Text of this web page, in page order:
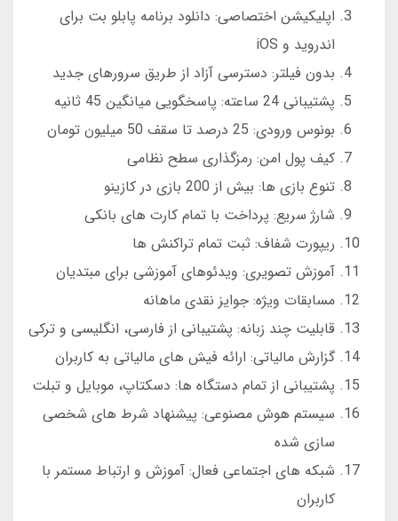
اپلیکیشن اختصاصی: دانلود برنامه پابلو بت برای
اندروید و iOS
بدون فیلتر: دسترسی آزاد از طریق سرورهای جدید
پشتیبانی 24 ساعته: پاسخگویی میانگین 45 ثانیه
بونوس ورودی: 25 درصد تا سقف 50 میلیون تومان
کیف پول امن: رمزگذاری سطح نظامی
تنوع بازی ها: بیش از 200 بازی در کازینو
شارژ سریع: پرداخت با تمام کارت های بانکی
ریپورت شفاف: ثبت تمام تراکنش ها
آموزش تصویری: ویدئوهای آموزشی برای مبتدیان
مسابقات ویژه: جوایز نقدی ماهانه
قابلیت چند زبانه: پشتیبانی از فارسی، انگلیسی و ترکی
گزارش مالیاتی: ارائه فیش های مالیاتی به کاربران
پشتیبانی از تمام دستگاه ها: دسکتاپ، موبایل و تبلت
سیستم هوش مصنوعی: پیشنهاد شرط های شخصی
سازی شده
شبکه های اجتماعی فعال: آموزش و ارتباط مستمر با
کاربران